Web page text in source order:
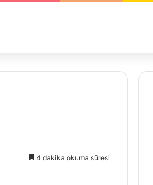
4 dakika okuma süresi